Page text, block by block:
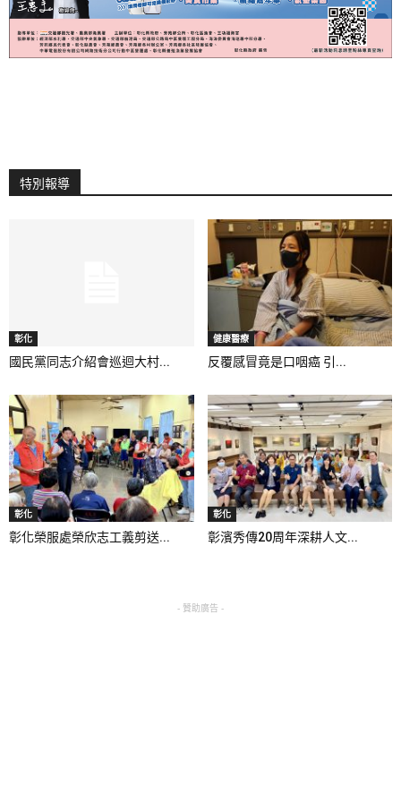
特別報導
彰化
國民黨同志介紹會巡迴大村...
健康醫療
反覆感冒竟是口咽癌 引...
彰化
彰化榮服處榮欣志工義剪送...
彰化
彰濱秀傳20周年深耕人文...
- 贊助廣告 -